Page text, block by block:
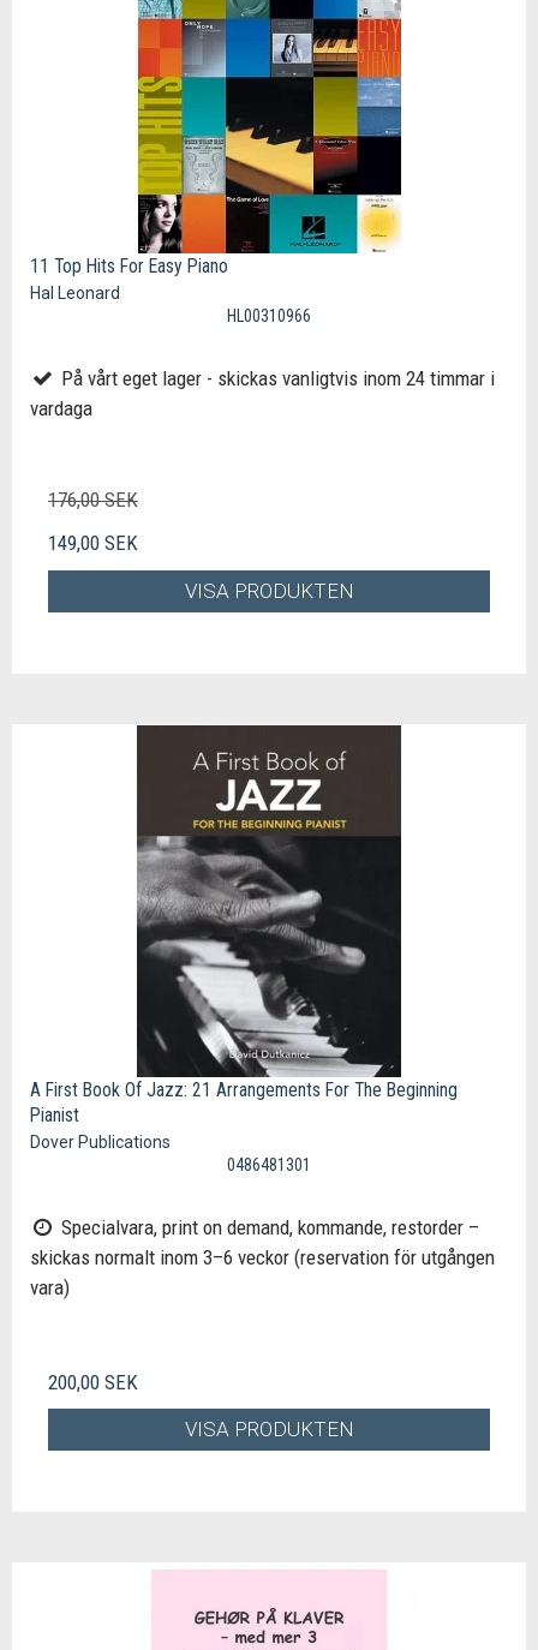
11 Top Hits For Easy Piano
Hal Leonard
HL00310966
På vårt eget lager - skickas vanligtvis inom 24 timmar i
vardaga
176,00 SEK
149,00 SEK
VISA PRODUKTEN
A First Book Of Jazz: 21 Arrangements For The Beginning
Pianist
Dover Publications
0486481301
Specialvara, print on demand, kommande, restorder –
skickas normalt inom 3–6 veckor (reservation för utgången
vara)
200,00 SEK
VISA PRODUKTEN